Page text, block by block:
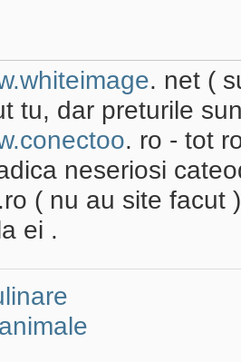
. net (
tu, dar preturile
. ro - tot
neseriosi
( nu au site facut
ei .